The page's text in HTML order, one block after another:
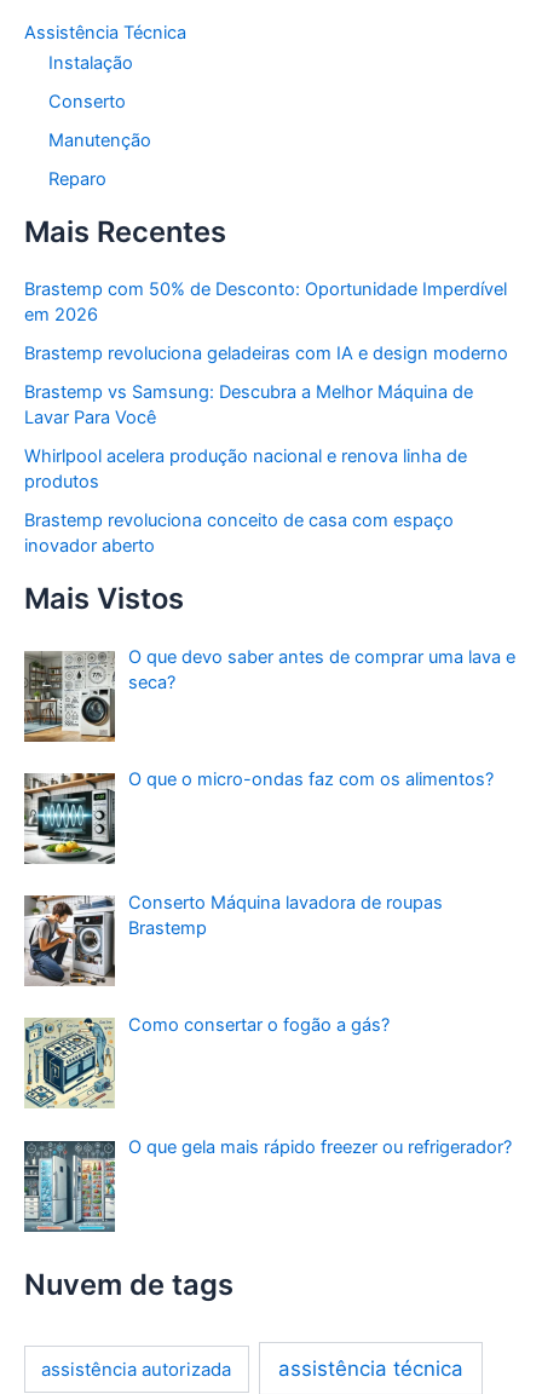
Assistência Técnica
Instalação
Conserto
Manutenção
Reparo
Mais Recentes
Brastemp com 50% de Desconto: Oportunidade Imperdível
em 2026
Brastemp revoluciona geladeiras com IA e design moderno
Brastemp vs Samsung: Descubra a Melhor Máquina de
Lavar Para Você
Whirlpool acelera produção nacional e renova linha de
produtos
Brastemp revoluciona conceito de casa com espaço
inovador aberto
Mais Vistos
O que devo saber antes de comprar uma lava e
seca?
O que o micro-ondas faz com os alimentos?
Conserto Máquina lavadora de roupas
Brastemp
Como consertar o fogão a gás?
O que gela mais rápido freezer ou refrigerador?
Nuvem de tags
assistência autorizada assistência técnica